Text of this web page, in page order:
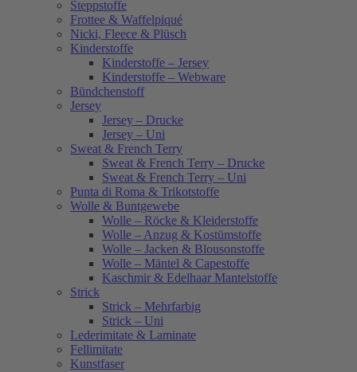
Steppstoffe
Frottee & Waffelpiqué
Nicki, Fleece & Plüsch
Kinderstoffe
Kinderstoffe – Jersey
Kinderstoffe – Webware
Bündchenstoff
Jersey
Jersey – Drucke
Jersey – Uni
Sweat & French Terry
Sweat & French Terry – Drucke
Sweat & French Terry – Uni
Punta di Roma & Trikotstoffe
Wolle & Buntgewebe
Wolle – Röcke & Kleiderstoffe
Wolle – Anzug & Kostümstoffe
Wolle – Jacken & Blousonstoffe
Wolle – Mäntel & Capestoffe
Kaschmir & Edelhaar Mantelstoffe
Strick
Strick – Mehrfarbig
Strick – Uni
Lederimitate & Laminate
Fellimitate
Kunstfaser